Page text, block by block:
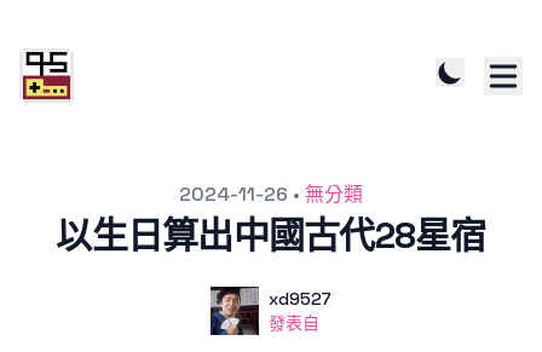
2024-11-26 • 無分類
以生日算出中國古代28星宿
使用者
xd9527
發表自
發表自